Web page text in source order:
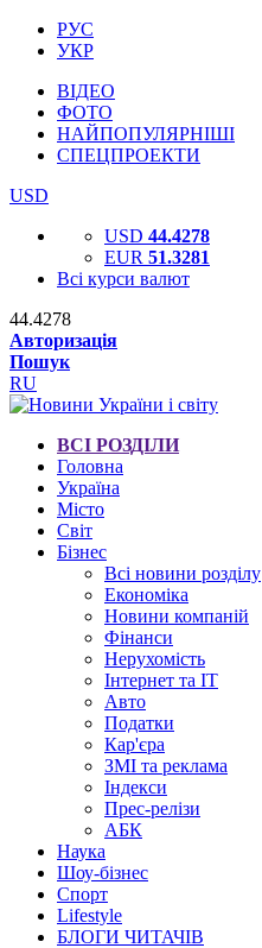
РУС
УКР
ВІДЕО
ФОТО
НАЙПОПУЛЯРНІШІ
СПЕЦПРОЕКТИ
USD
USD 44.4278
EUR 51.3281
Всі курси валют
44.4278
Авторизація
Пошук
RU
ВСІ РОЗДІЛИ
Головна
Україна
Місто
Світ
Бізнес
Всі новини розділу
Економіка
Новини компаній
Фінанси
Нерухомість
Інтернет та IT
Авто
Податки
Кар'єра
ЗМІ та реклама
Індекси
Прес-релізи
АБК
Наука
Шоу-бізнес
Спорт
Lifestyle
БЛОГИ ЧИТАЧІВ